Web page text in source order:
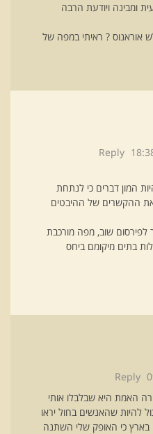
ומבינה ויודעת הרבה
אוראנוס ? ראיתי במפה של
Reply
המון דברים כי לנתחת
ההקשרים של ההיבטים
שוב, מפה מורכבת
בתים מיקומם ביחס
Reply
האמת היא שבלבלו אותי
להיות שהאנשים בחול יראו
כי האופק שלי השתנה